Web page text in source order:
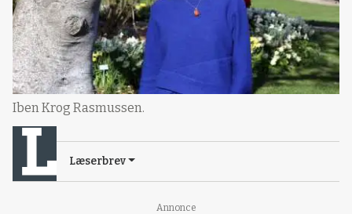
Annonce
Iben Krog Rasmussen.
Læserbrev